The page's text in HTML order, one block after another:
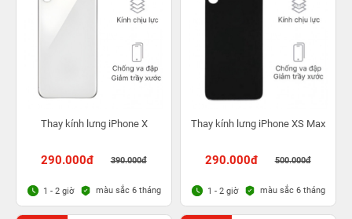
Thay kính lưng iPhone X
290.000đ 390.000đ
1 - 2 giờ màu sắc 6 tháng
Thay kính lưng iPhone XS Max
290.000đ 500.000đ
1 - 2 giờ màu sắc 6 tháng